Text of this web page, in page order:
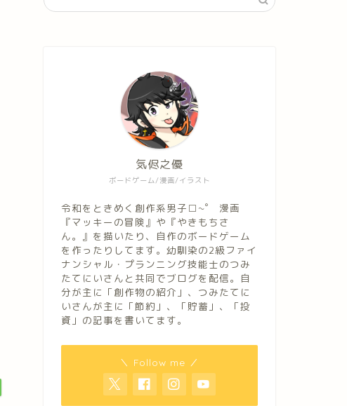
ボードゲーム/漫画/イラスト
気侭之優
令和をときめく創作系男子□~゜ 漫画
『マッキーの冒険』や『やきもちさ
ん。』を描いたり、自作のボードゲーム
を作ったりしてます。幼馴染の2級ファイ
ナンシャル・プランニング技能士のつみ
たてにいさんと共同でブログを配信。自
分が主に「創作物の紹介」、つみたてに
いさんが主に「節約」、「貯蓄」、「投
資」の記事を書いてます。
＼ Follow me ／